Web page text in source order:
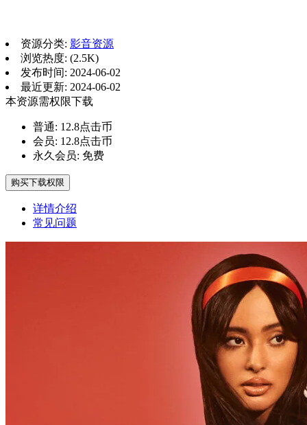
资源分类: 影音资源
浏览热度: (2.5K)
发布时间: 2024-06-02
最近更新: 2024-06-02
本资源需权限下载
普通: 12.8点击币
会员: 12.8点击币
永久会员: 免费
购买下载权限
详情介绍
常见问题